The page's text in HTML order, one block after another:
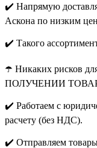
✔️ Напрямую
Аскона по низким
✔️ Такого
☂️ Никаких рисков
ПОЛУЧЕНИИ ТОВАРА
✔️ Работаем с
расчету (без НДС).
✔️ Отправляем